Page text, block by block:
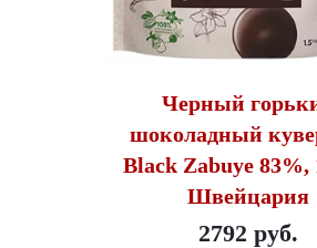
Черный
шоколадный
Black Zabuye 83%,
Швейцария
2792 руб.